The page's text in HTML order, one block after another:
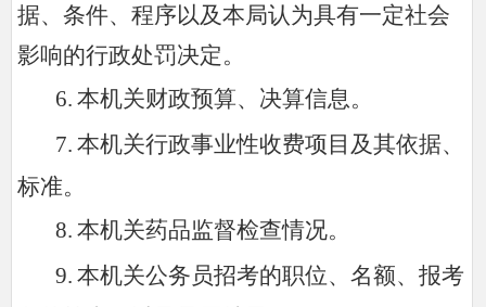
据、条件、程序以及本局认为具有一定社会
影响的行政处罚决定。
6. 本机关财政预算、决算信息。
7. 本机关行政事业性收费项目及其依据、
标准。
8. 本机关药品监督检查情况。
9. 本机关公务员招考的职位、名额、报考